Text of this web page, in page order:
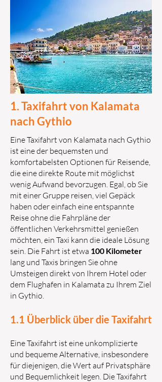
1. Taxifahrt von Kalamata
nach Gythio
Eine Taxifahrt von Kalamata nach Gythio
ist eine der bequemsten und
komfortabelsten Optionen für Reisende,
die eine direkte Route mit möglichst
wenig Aufwand bevorzugen. Egal, ob Sie
mit einer Gruppe reisen, viel Gepäck
haben oder einfach eine entspannte
Reise ohne die Fahrpläne der
öffentlichen Verkehrsmittel genießen
möchten, ein Taxi kann die ideale Lösung
sein. Die Fahrt ist etwa 100 Kilometer
lang und Taxis bringen Sie ohne
Umsteigen direkt von Ihrem Hotel oder
dem Flughafen in Kalamata zu Ihrem Ziel
in Gythio.
1.1 Überblick über die Taxifahrt
Eine Taxifahrt ist eine unkomplizierte
und bequeme Alternative, insbesondere
für diejenigen, die Wert auf Privatsphäre
und Bequemlichkeit legen. Die Taxifahrt